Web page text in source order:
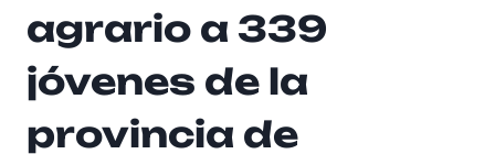
agrario a 339
jóvenes de la
provincia de